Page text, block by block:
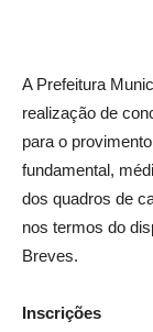
A Prefeitura
realização de
para o
fundamental,
dos quadros de
nos termos do
Breves.
Inscrições